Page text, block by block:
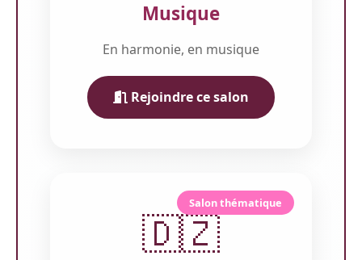
Musique
En harmonie, en musique
Rejoindre ce salon
Salon thématique
🇩🇿